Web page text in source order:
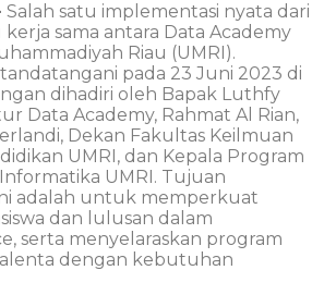
Salah satu implementasi nyata dari
kerja sama antara Data Academy
Riau (UMRI).
pada 23 Juni 2023 di
dihadiri oleh Bapak Luthfy
Data Academy, Rahmat Al Rian,
, Dekan Fakultas Keilmuan
UMRI, dan Kepala Program
Informatika UMRI. Tujuan
adalah untuk memperkuat
dan lulusan dalam
serta menyelaraskan program
dengan kebutuhan